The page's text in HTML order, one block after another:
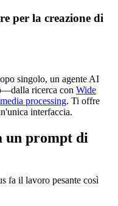
per la creazione di
singolo, un agente AI
ricerca con Wide
processing. Ti offre
interfaccia.
un prompt di
fa il lavoro pesante così